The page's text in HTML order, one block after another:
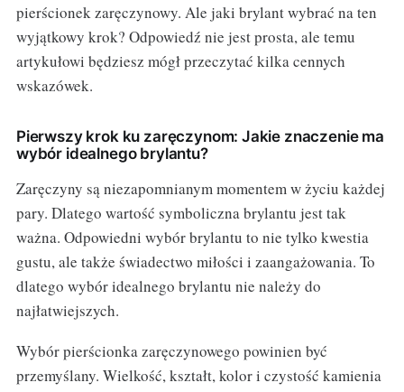
pierścionek zaręczynowy. Ale jaki brylant wybrać na ten
wyjątkowy krok? Odpowiedź nie jest prosta, ale temu
artykułowi będziesz mógł przeczytać kilka cennych
wskazówek.
Pierwszy krok ku zaręczynom: Jakie znaczenie ma
wybór idealnego brylantu?
Zaręczyny są niezapomnianym momentem w życiu każdej
pary. Dlatego wartość symboliczna brylantu jest tak
ważna. Odpowiedni wybór brylantu to nie tylko kwestia
gustu, ale także świadectwo miłości i zaangażowania. To
dlatego wybór idealnego brylantu nie należy do
najłatwiejszych.
Wybór pierścionka zaręczynowego powinien być
przemyślany. Wielkość, kształt, kolor i czystość kamienia